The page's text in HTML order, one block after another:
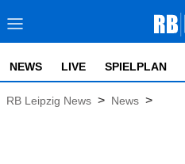
NEWS LIVE SPIELPLAN
RB Leipzig News > News >